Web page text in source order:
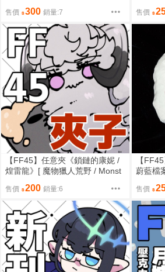
人 ]
售價 300 銷量:7
遊星野
售價
【FF45】任意夾《鎖鏈的康妮 /
煌雷龍》[ 魔物獵人荒野 / Monst
煌雷龍 / MHW / 阿爾瑪 / 拿塔 ]
售價 200 銷量:6
【
蔚藍檔
鳥遊星
售價